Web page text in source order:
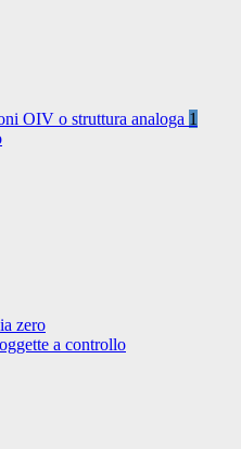
OIV o struttura analoga 1
zero
a controllo